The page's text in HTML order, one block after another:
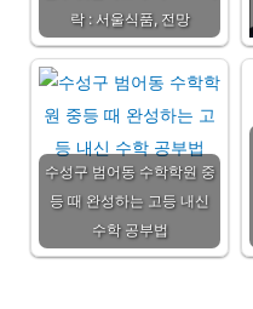
락 : 서울식품, 전망
수성구 범어동 수학학원 중
등 때 완성하는 고등 내신
수학 공부법